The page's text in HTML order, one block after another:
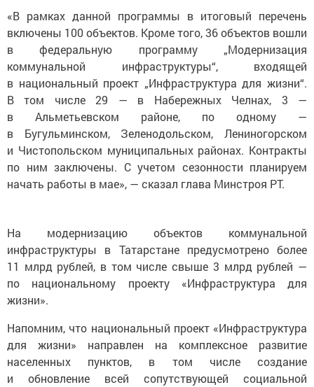
«В рамках данной программы в итоговый перечень
включены 100 объектов. Кроме того, 36 объектов вошли
в федеральную программу „Модернизация
коммунальной инфраструктуры“, входящей
в национальный проект „Инфраструктура для жизни“.
В том числе 29 — в Набережных Челнах, 3 —
в Альметьевском районе, по одному —
в Бугульминском, Зеленодольском, Лениногорском
и Чистопольском муниципальных районах. Контракты
по ним заключены. С учетом сезонности планируем
начать работы в мае», — сказал глава Минстроя РТ.
На модернизацию объектов коммунальной
инфраструктуры в Татарстане предусмотрено более
11 млрд рублей, в том числе свыше 3 млрд рублей —
по национальному проекту «Инфраструктура для
жизни».
Напомним, что национальный проект «Инфраструктура
для жизни» направлен на комплексное развитие
населенных пунктов, в том числе создание
и обновление всей сопутствующей социальной